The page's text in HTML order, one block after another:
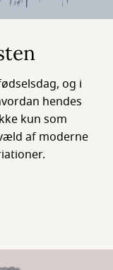
og i
hendes
kun som
af moderne